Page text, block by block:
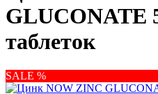
GLUСONATE
таблеток
SALE %